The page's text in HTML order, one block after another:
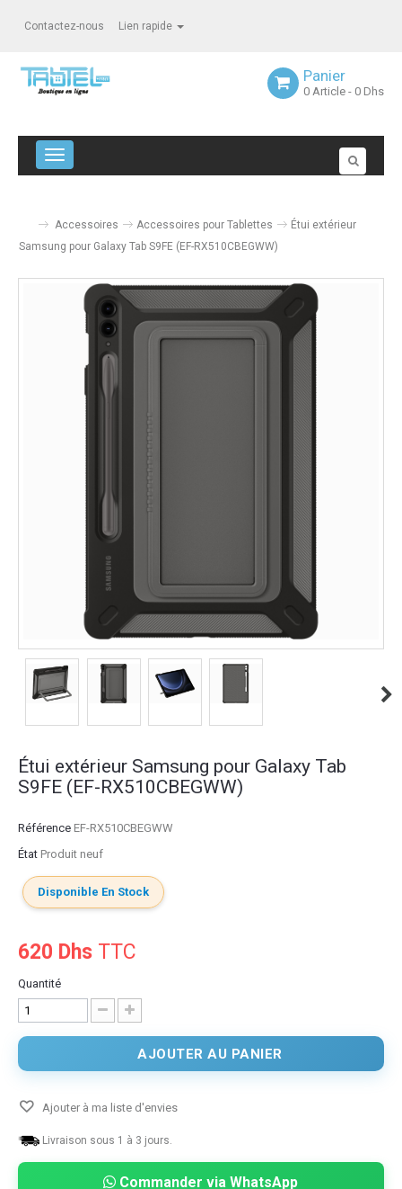
Contactez-nous Lien rapide
Panier
0 Article - 0 Dhs
Navigation bascule
Accessoires Accessoires pour Tablettes
Étui extérieur
Samsung pour Galaxy Tab S9FE (EF-RX510CBEGWW)
Étui extérieur Samsung pour Galaxy Tab
S9FE (EF-RX510CBEGWW)
Référence EF-RX510CBEGWW
État Produit neuf
Disponible En Stock
620 Dhs TTC
Quantité
AJOUTER AU PANIER
Ajouter à ma liste d'envies
Livraison sous 1 à 3 jours.
Commander via WhatsApp